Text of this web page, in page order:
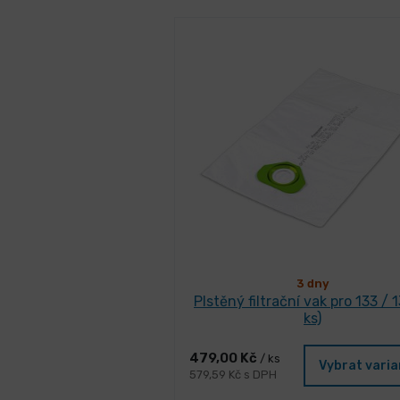
3 dny
Plstěný filtrační vak pro 133 /
ks)
479,00 Kč / ks
579,59 Kč s DPH
Vybrat